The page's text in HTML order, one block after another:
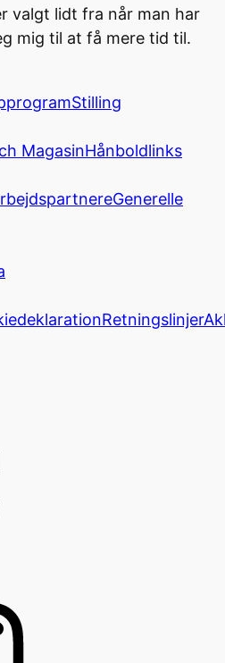
valgt lidt fra når man har
mig til at få mere tid til.
Stilling
MagasinHånboldlinks
Generelle
Retningslinjer